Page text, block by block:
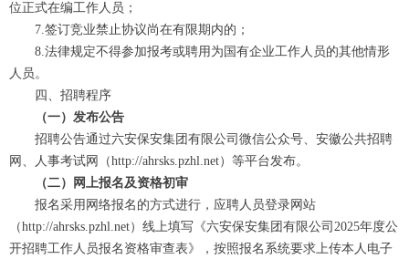
位正式在编工作人员；
7.签订竞业禁止协议尚在有限期内的；
8.法律规定不得参加报考或聘用为国有企业工作人员的其他情形
人员。
四、招聘程序
（一）发布公告
招聘公告通过六安保安集团有限公司微信公众号、安徽公共招聘
网、人事考试网（http://ahrsks.pzhl.net）等平台发布。
（二）网上报名及资格初审
报名采用网络报名的方式进行，应聘人员登录网站
（http://ahrsks.pzhl.net）线上填写《六安保安集团有限公司2025年度公
开招聘工作人员报名资格审查表》，按照报名系统要求上传本人电子